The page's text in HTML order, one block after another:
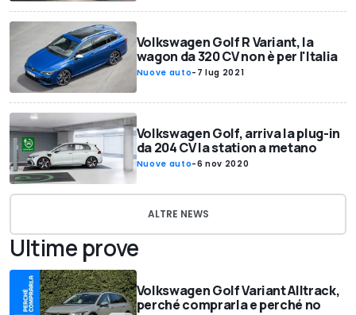
Volkswagen Golf R Variant, la
wagon da 320 CV non è per l'Italia
Nuove auto- 7 lug 2021
Volkswagen Golf, arriva la plug-in
da 204 CV la station a metano
Nuove auto-6 nov 2020
ALTRE NEWS
Ultime prove
Volkswagen Golf Variant Alltrack,
perché comprarla e perché no